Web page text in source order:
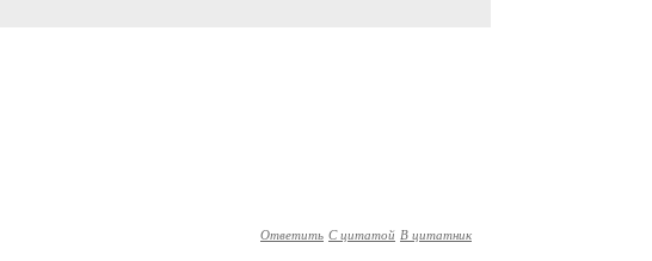
Ответить С цитатой В цитатник